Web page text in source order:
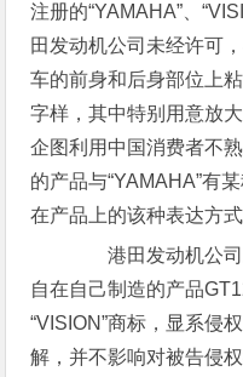
注册的“YAMAHA”、
田发动机公司未经许可
车的前身和后身部位上
字样，其中特别用意放
企图利用中国消费者不
的产品与“YAMAHA”有
在产品上的该种表达方
港田发动机公司
自在自己制造的产品
“VISION”商标，显系侵
解，并不影响对被告侵权